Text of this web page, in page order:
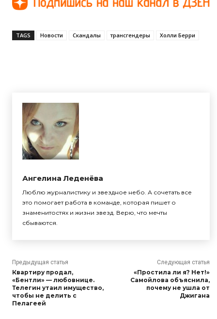
TAGS Новости Скандалы трансгендеры Холли Берри
Ангелина Леденёва
Люблю журналистику и звездное небо. А сочетать все
это помогает работа в команде, которая пишет о
знаменитостях и жизни звезд. Верю, что мечты
сбываются.
Предыдущая статья
Квартиру продал,
«Бентли» — любовнице.
Телегин утаил имущество,
чтобы не делить с
Пелагеей
Следующая статья
«Простила ли я? Нет!»
Самойлова объяснила,
почему не ушла от
Джигана